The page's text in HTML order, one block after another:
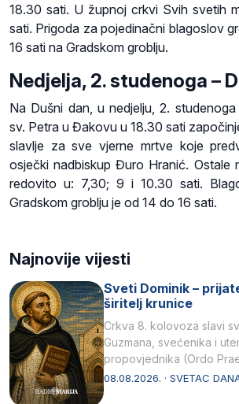
18.30 sati. U župnoj crkvi Svih svetih
sati. Prigoda za pojedinačni blagoslov
16 sati na Gradskom groblju.
Nedjelja, 2. studenoga –
Na Dušni dan, u nedjelju, 2.
sv. Petra u Đakovu u 18.30 sati
slavlje za sve vjerne mrtve koje
osječki nadbiskup Đuro Hranić. Ostale
redovito u: 7,30; 9 i 10.30 sati.
Gradskom groblju je od 14 do 16 sati.
Najnovije vijesti
Sveti Dominik –
širitelj krunice
Crkva 8. kolovoza slavi
Guzmana, svećenika i
propovjednika (Ordo
Svojim životom,
08.08.2026. · SVETAC